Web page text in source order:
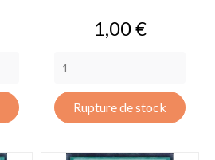
Prix
1,00 €
Rupture de stock